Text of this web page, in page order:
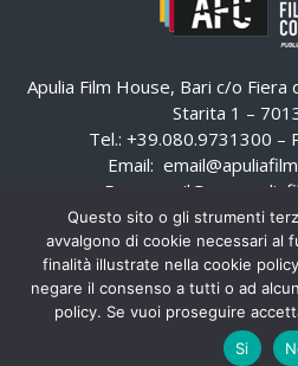
Apulia Film House, Bari c/o
Starita 1 –
Tel.: +39.080.9731300 –
Email:
Pec:
Questo sito o gli strumenti
avvalgono di cookie necessari al
finalità illustrate nella cookie
negare il consenso a tutti o ad
policy. Se vuoi proseguire
Si